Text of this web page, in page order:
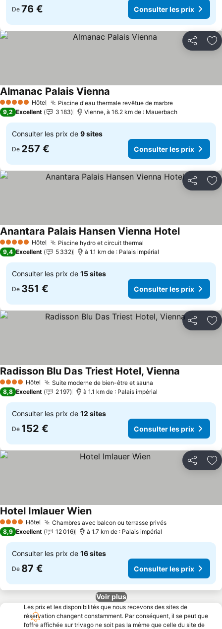
De 76 € Consulter les prix
Partager
5 Étoiles Hôtel Piscine d'eau thermale revêtue de marbre
Almanac Palais Vienna
9,2 Excellent 3 183 Vienne, à 16.2 km de : Mauerbach
Consulter les prix de 9 sites
De 257 € Consulter les prix
Partager
5 Étoiles Hôtel Piscine hydro et circuit thermal
Anantara Palais Hansen Vienna Hotel
9,4 Excellent 5 332 à 1.1 km de : Palais impérial
Consulter les prix de 15 sites
De 351 € Consulter les prix
Partager
4 Étoiles Hôtel Suite moderne de bien-être et sauna
Radisson Blu Das Triest Hotel, Vienna
8,8 Excellent 2 197 à 1.1 km de : Palais impérial
Consulter les prix de 12 sites
De 152 € Consulter les prix
Partager
4 Étoiles Hôtel Chambres avec balcon ou terrasse privés
Hotel Imlauer Wien
8,9 Excellent 12 016 à 1.7 km de : Palais impérial
Consulter les prix de 16 sites
De 87 € Consulter les prix
Voir plus
Les prix et les disponibilités que nous recevons des sites de
réservation changent constamment. Par conséquent, il se peut que
l’offre affichée sur trivago ne soit pas la même que celle du site de